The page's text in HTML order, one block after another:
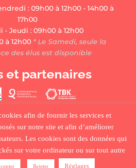
: 09h00 à 12h00 - 14h00 à
17h00
- Jeudi : 09h00 à 12h00
à 12h00* Le Samedi, seule la
des élus est disponible
et partenaires
DU SITE•MENTIONS LÉGALES •
afin de fournir les services et
sur notre site et afin d’améliorer
Les cookies sont des données qui
sur votre ordinateur ou sur tout autre
Rejeter Réglages